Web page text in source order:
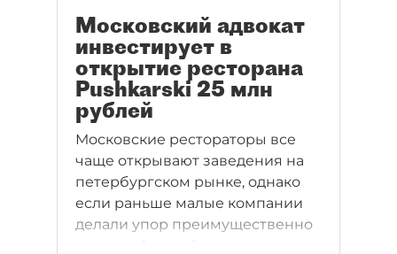
Московский адвокат
инвестирует в
открытие ресторана
Pushkarski 25 млн
рублей
Московские рестораторы все
чаще открывают заведения на
петербургском рынке, однако
если раньше малые компании
делали упор преимущественно